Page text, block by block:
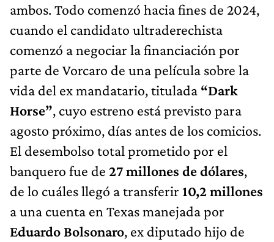
ambos. Todo comenzó hacia fines de 2024,
cuando el candidato ultraderechista
comenzó a negociar la financiación por
parte de Vorcaro de una película sobre la
vida del ex mandatario, titulada “Dark
Horse”, cuyo estreno está previsto para
agosto próximo, días antes de los comicios.
El desembolso total prometido por el
banquero fue de 27 millones de dólares,
de lo cuáles llegó a transferir 10,2 millones
a una cuenta en Texas manejada por
Eduardo Bolsonaro, ex diputado hijo de